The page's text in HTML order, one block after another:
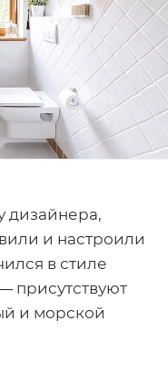
дизайнера,
и настроили
в стиле
присутствуют
и морской